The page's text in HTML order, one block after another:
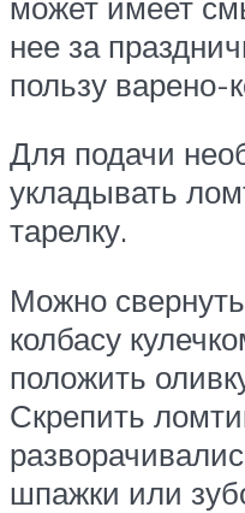
нее за
пользу варено-
Для подачи
укладывать
тарелку.
Можно
колбасу
положить
Скрепить
шпажки или